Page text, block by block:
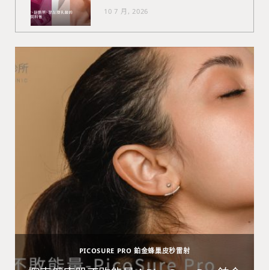
10 7 月, 2026
PICOSURE PRO 鉑金蜂巢皮秒雷射